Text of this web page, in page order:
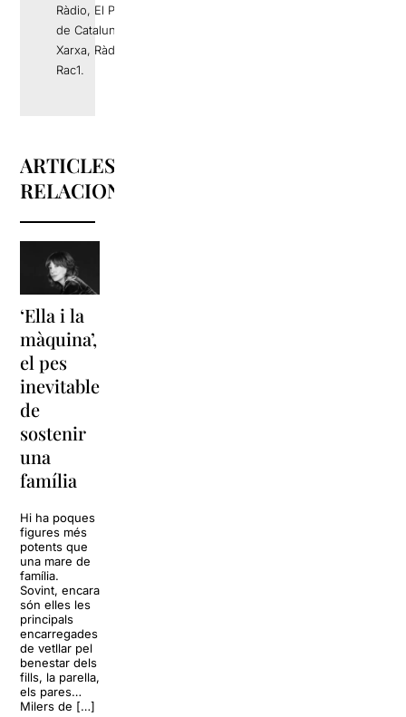
Ràdio, El Periódico
de Catalunya, La
Xarxa, Ràdio 4 o
Rac1.
ARTICLES
RELACIONATS
‘Ella i la
màquina’,
el pes
inevitable
de
sostenir
una
família
Hi ha poques
figures més
potents que
una mare de
família.
Sovint, encara
són elles les
principals
encarregades
de vetllar pel
benestar dels
fills, la parella,
els pares…
Milers de […]